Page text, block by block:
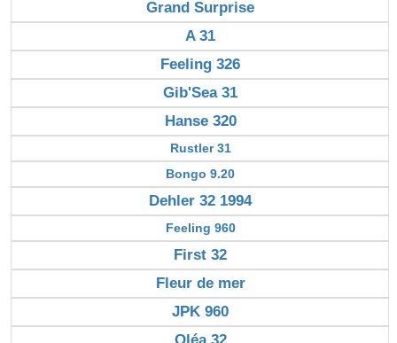
Grand Surprise
A 31
Feeling 326
Gib'Sea 31
Hanse 320
Rustler 31
Bongo 9.20
Dehler 32 1994
Feeling 960
First 32
Fleur de mer
JPK 960